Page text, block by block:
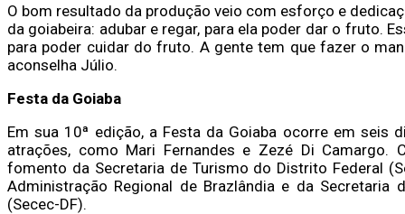
O bom resultado da produção veio com esforço e
da goiabeira: adubar e regar, para ela poder dar o fruto.
para poder cuidar do fruto. A gente tem que fazer o
aconselha Júlio.
Festa da Goiaba
Em sua 10ª edição, a Festa da Goiaba ocorre em seis
atrações, como Mari Fernandes e Zezé Di
fomento da Secretaria de Turismo do Distrito Federal
Administração Regional de Brazlândia e da Secretaria
(Secec-DF).